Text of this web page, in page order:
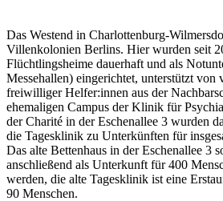
Das Westend in Charlottenburg-
Villenkolonien Berlins. Hier wurden seit
Flüchtlingsheime dauerhaft und als
Messehallen) eingerichtet, unterstützt
freiwilliger Helfer:innen aus der
ehemaligen Campus der Klinik für
der Charité in der Eschenallee 3 wurden
die Tagesklinik zu Unterkünften für
Das alte Bettenhaus in der Eschenallee 3
anschließend als Unterkunft für 400
werden, die alte Tagesklinik ist eine
90 Menschen.